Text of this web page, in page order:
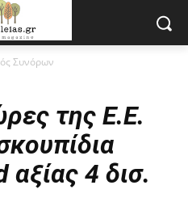
Συνόρων
της Ε.Ε.
αξίας 4 δισ.